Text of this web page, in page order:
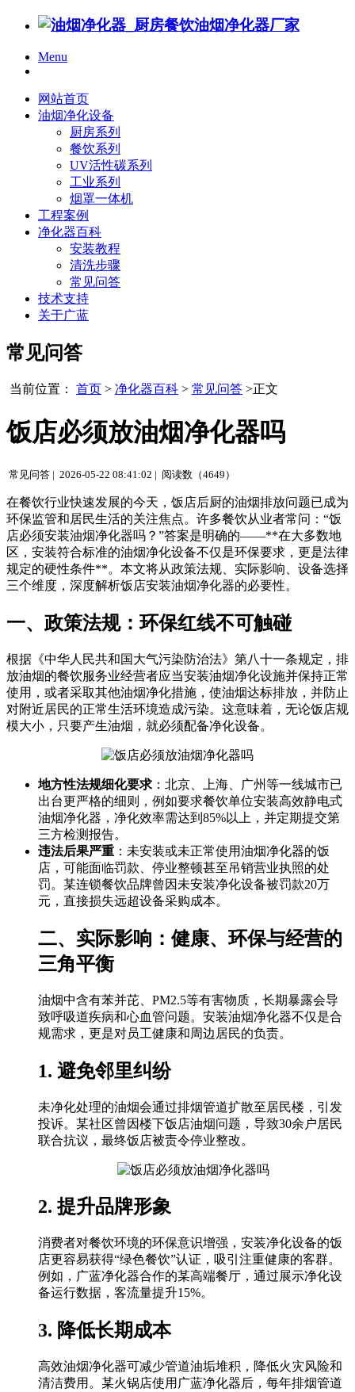
Menu
网站首页
油烟净化设备
厨房系列
餐饮系列
UV活性碳系列
工业系列
烟罩一体机
工程案例
净化器百科
安装教程
清洗步骤
常见问答
技术支持
关于广蓝
常见问答
当前位置： 首页 > 净化器百科 > 常见问答 >正文
饭店必须放油烟净化器吗
常见问答 | 2026-05-22 08:41:02 | 阅读数（4649）
在餐饮行业快速发展的今天，饭店后厨的油烟排放问题已成为
环保监管和居民生活的关注焦点。许多餐饮从业者常问：“饭
店必须安装油烟净化器吗？”答案是明确的——**在大多数地
区，安装符合标准的油烟净化设备不仅是环保要求，更是法律
规定的硬性条件**。本文将从政策法规、实际影响、设备选择
三个维度，深度解析饭店安装油烟净化器的必要性。
一、政策法规：环保红线不可触碰
根据《中华人民共和国大气污染防治法》第八十一条规定，排
放油烟的餐饮服务业经营者应当安装油烟净化设施并保持正常
使用，或者采取其他油烟净化措施，使油烟达标排放，并防止
对附近居民的正常生活环境造成污染。这意味着，无论饭店规
模大小，只要产生油烟，就必须配备净化设备。
地方性法规细化要求 ：北京、上海、广州等一线城市已
出台更严格的细则，例如要求餐饮单位安装高效静电式
油烟净化器，净化效率需达到85%以上，并定期提交第
三方检测报告。
违法后果严重 ：未安装或未正常使用油烟净化器的饭
店，可能面临罚款、停业整顿甚至吊销营业执照的处
罚。某连锁餐饮品牌曾因未安装净化设备被罚款20万
元，直接损失远超设备采购成本。
二、实际影响：健康、环保与经营的
三角平衡
油烟中含有苯并芘、PM2.5等有害物质，长期暴露会导
致呼吸道疾病和心血管问题。安装油烟净化器不仅是合
规需求，更是对员工健康和周边居民的负责。
1. 避免邻里纠纷
未净化处理的油烟会通过排烟管道扩散至居民楼，引发
投诉。某社区曾因楼下饭店油烟问题，导致30余户居民
联合抗议，最终饭店被责令停业整改。
2. 提升品牌形象
消费者对餐饮环境的环保意识增强，安装净化设备的饭
店更容易获得“绿色餐饮”认证，吸引注重健康的客群。
例如，广蓝净化器合作的某高端餐厅，通过展示净化设
备运行数据，客流量提升15%。
3. 降低长期成本
高效油烟净化器可减少管道油垢堆积，降低火灾风险和
清洁费用。某火锅店使用广蓝净化器后，每年排烟管道